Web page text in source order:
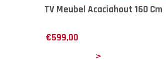
TV Meubel Acaciahout 160 Cm
€599,00